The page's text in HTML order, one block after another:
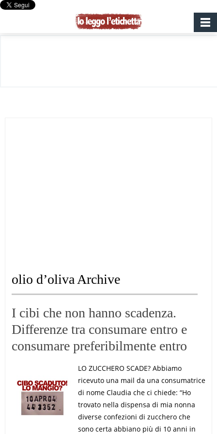
olio d’oliva Archive
I cibi che non hanno scadenza.
Differenze tra consumare entro e
consumare preferibilmente entro
LO ZUCCHERO SCADE? Abbiamo
ricevuto una mail da una consumatrice
di nome Claudia che ci chiede: “Ho
trovato nella dispensa di mia nonna
diverse confezioni di zucchero che
sono certa abbiano più di 10 anni in